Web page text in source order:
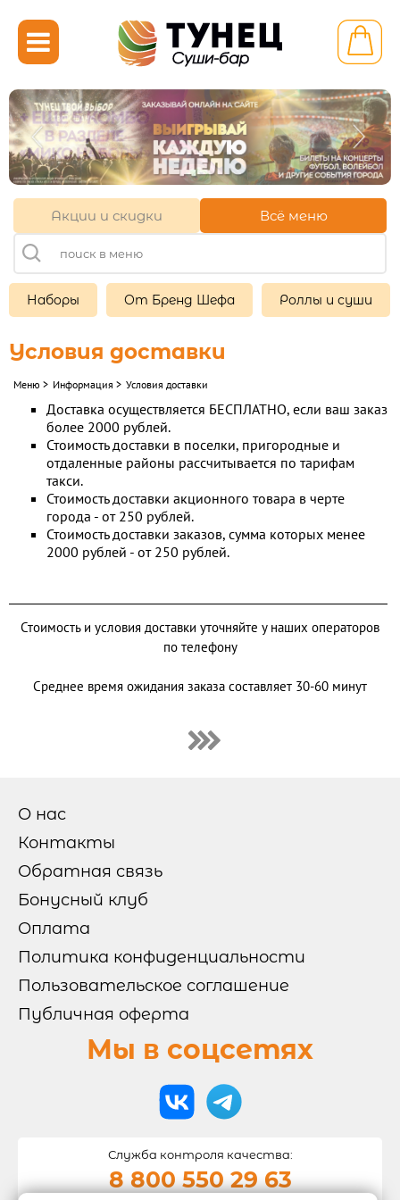
Калининград ул.
Шахматная 2
+7 (921) 710-12-15
+7 (4012) 52-12-15
11:00-22:00
Личный кабинет
НАБОРЫ 
ГОРЯЧИЕ НАБОРЫ
ХОЛОДНЫЕ НАБОРЫ
МИКС НАБОРЫ
ОТ БРЕНД ШЕФА
РОЛЛЫ И СУШИ 
СУШИ
ХОЛОДНЫЕ РОЛЛЫ
ТОППИНГИ
ОТЗЫВЫ
КОНТАКТЫ
ЛИЧНЫЙ КАБИНЕТ
ИНФОРМАЦИЯ 

Акции и скидки Всё меню
Наборы От Бренд Шефа Роллы и суши
Условия доставки
Меню > Информация > Условия доставки
Доставка осуществляется БЕСПЛАТНО, если ваш заказ
более 2000 рублей.
Стоимость доставки в поселки, пригородные и
отдаленные районы рассчитывается по тарифам
такси.
Стоимость доставки акционного товара в черте
города - от 250 рублей.
Стоимость доставки заказов, сумма которых менее
2000 рублей - от 250 рублей.
Стоимость и условия доставки уточняйте у наших операторов
по телефону
Среднее время ожидания заказа составляет 30-60 минут
О нас
Контакты
Обратная связь
Бонусный клуб
Оплата
Политика конфиденциальности
Пользовательское соглашение
Публичная оферта
Мы в соцсетях
Служба контроля качества:
8 800 550 29 63